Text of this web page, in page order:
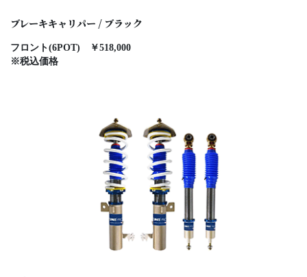
ブレーキキャリパー / ブラック
フロント(6POT) ￥518,000
※税込価格